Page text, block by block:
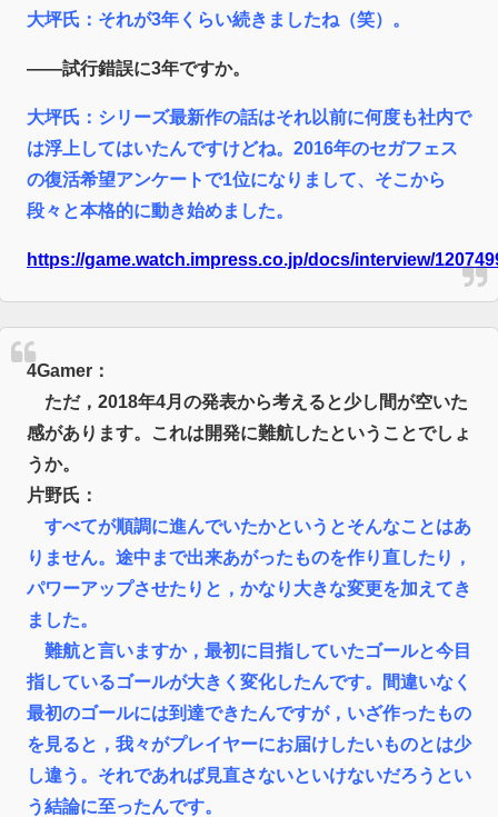
大坪氏： それが3年くらい続きましたね（笑）。
――試行錯誤に3年ですか。
大坪氏： シリーズ最新作の話はそれ以前に何度も社内で
は浮上してはいたんですけどね。2016年のセガフェス
の復活希望アンケートで1位になりまして、そこから
段々と本格的に動き始めました。
https://game.watch.impress.co.jp/docs/interview/
4Gamer：
ただ，2018年4月の発表から考えると少し間が空いた
感があります。これは開発に難航したということでしょ
うか。
片野氏：
すべてが順調に進んでいたかというとそんなことはあ
りません。途中まで出来あがったものを作り直したり，
パワーアップさせたりと，かなり大きな変更を加えてき
ました。
難航と言いますか，最初に目指していたゴールと今目
指しているゴールが大きく変化したんです。間違いなく
最初のゴールには到達できたんですが，いざ作ったもの
を見ると，我々がプレイヤーにお届けしたいものとは少
し違う。それであれば見直さないといけないだろうとい
う結論に至ったんです。